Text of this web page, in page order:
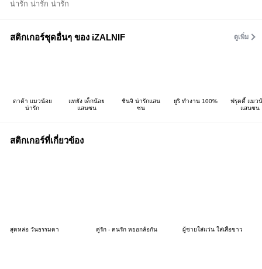
น่ารัก น่ารัก น่ารัก
สติกเกอร์ชุดอื่นๆ ของ iZALNIF ดูเพิ่ม
ตาต้า แมวน้อย
น่ารัก
แทยัง เด็กน้อย
แสนซน
ชินจิ น่ารักแสน
ซน
ยูริ ทำงาน 100%
ฟรุตตี้ แมว
แสนซน
สติกเกอร์ที่เกี่ยวข้อง
สุดหล่อ วันธรรมดา คู่รัก - คนรัก หยอกล้อกัน ผู้ชายใส่แว่น ใส่เสื้อขาว